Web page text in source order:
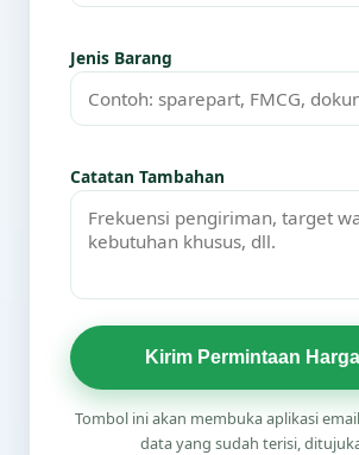
Jenis Barang
Catatan Tambahan
Kirim Permintaan Harga
Tombol ini akan membuka aplikasi
data yang sudah terisi,